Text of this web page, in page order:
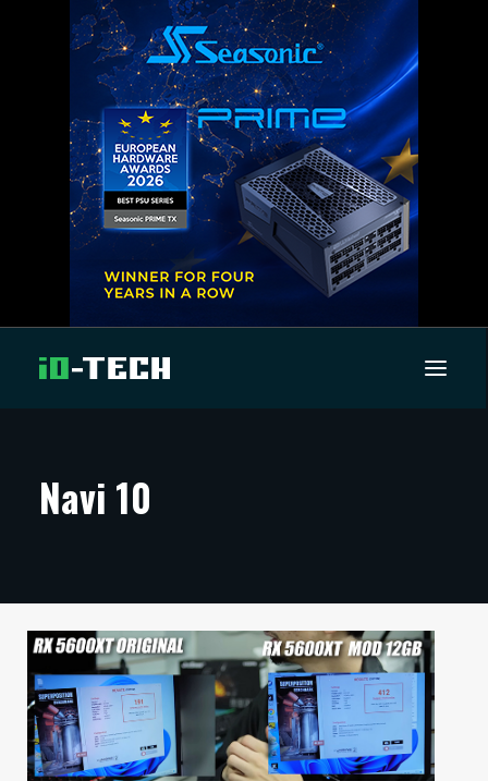
ARTIKKELIT
TECHBBS
TIETOA
HINTA.FI
KAUPPA
Navi 10